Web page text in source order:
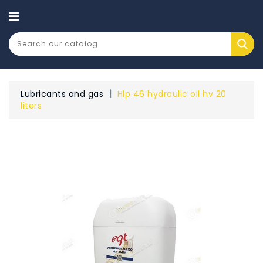
CATEGORY
Lubricants and gas
Hlp 46 hydraulic oil hv 20
liters